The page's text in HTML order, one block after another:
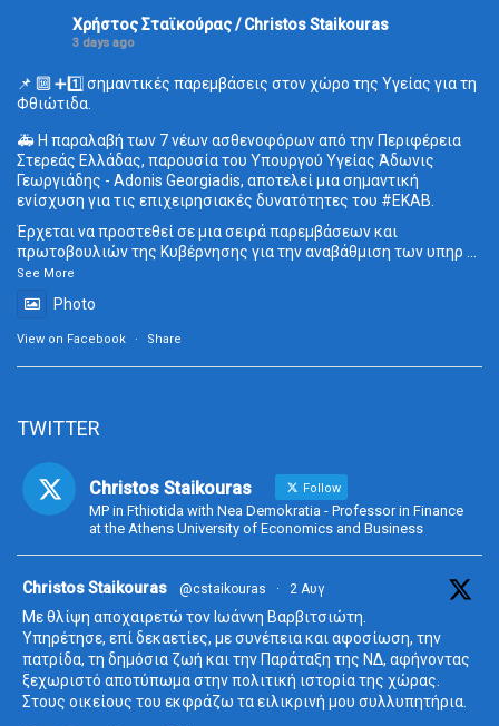
Χρήστος Σταϊκούρας / Christos Staikouras
3 days ago
📌 🔟 ➕1️⃣ σημαντικές παρεμβάσεις στον χώρο της Υγείας για τη
Φθιώτιδα.
🚑 Η παραλαβή των 7 νέων ασθενοφόρων από την Περιφέρεια
Στερεάς Ελλάδας, παρουσία του Υπουργού Υγείας Άδωνις
Γεωργιάδης - Adonis Georgiadis, αποτελεί μια σημαντική
ενίσχυση για τις επιχειρησιακές δυνατότητες του #ΕΚΑΒ.
Έρχεται να προστεθεί σε μια σειρά παρεμβάσεων και
πρωτοβουλιών της Κυβέρνησης για την αναβάθμιση των υπηρ ...
See More
Photo
View on Facebook · Share
TWITTER
Christos Staikouras Follow
MP in Fthiotida with Nea Demokratia - Professor in Finance
at the Athens University of Economics and Business
Christos Staikouras @cstaikouras · 2 Αυγ
Με θλίψη αποχαιρετώ τον Ιωάννη Βαρβιτσιώτη.
Υπηρέτησε, επί δεκαετίες, με συνέπεια και αφοσίωση, την
πατρίδα, τη δημόσια ζωή και την Παράταξη της ΝΔ, αφήνοντας
ξεχωριστό αποτύπωμα στην πολιτική ιστορία της χώρας.
Στους οικείους του εκφράζω τα ειλικρινή μου συλλυπητήρια.